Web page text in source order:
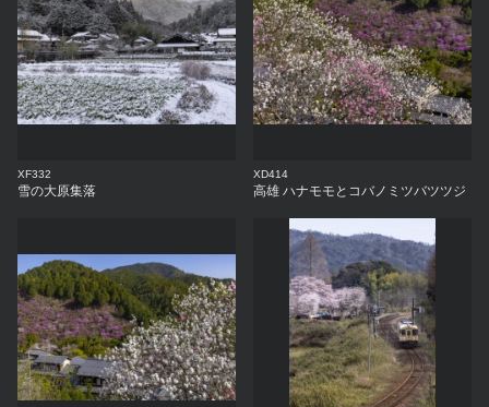
XF332
雪の大原集落
XD414
高雄 ハナモモとコバノミツバツツジ